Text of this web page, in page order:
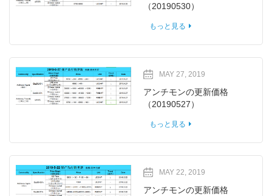
（20190530）
もっと見る
MAY 27, 2019
アンチモンの更新価格
（20190527）
もっと見る
MAY 22, 2019
アンチモンの更新価格